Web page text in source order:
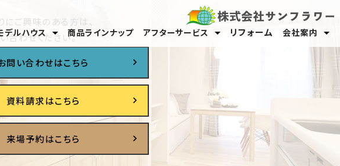
デルハウス
高松東店
丸亀店
モデルハウス
商品ラインナップ アフターサービス
オーナーサポート
保証・メンテナンス
リフォーム 会社案内
スタッフ紹介
採用情報
にご興味のある方は、
合わせください。
問い合わせはこちら
資料請求はこちら
来場予約はこちら